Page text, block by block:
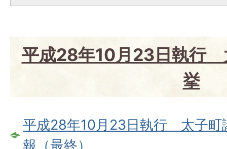
平成28年10月23日執行
挙
平成28年10月23日執行 太子
報（最終）